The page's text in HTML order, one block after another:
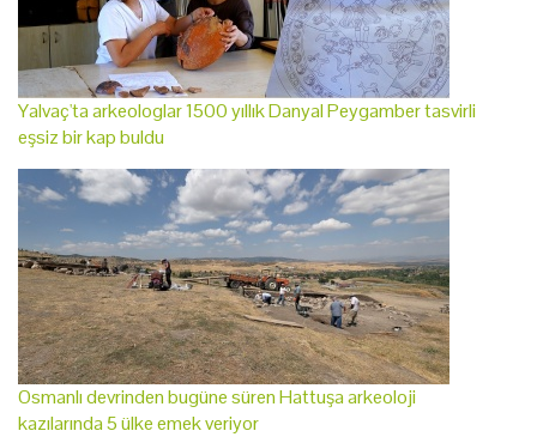
Yalvaç'ta arkeologlar 1500 yıllık Danyal Peygamber tasvirli
eşsiz bir kap buldu
Osmanlı devrinden bugüne süren Hattuşa arkeoloji
kazılarında 5 ülke emek veriyor